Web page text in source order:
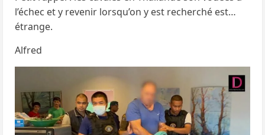
l’échec et y revenir lorsqu’on y est recherché est…
étrange.
Alfred